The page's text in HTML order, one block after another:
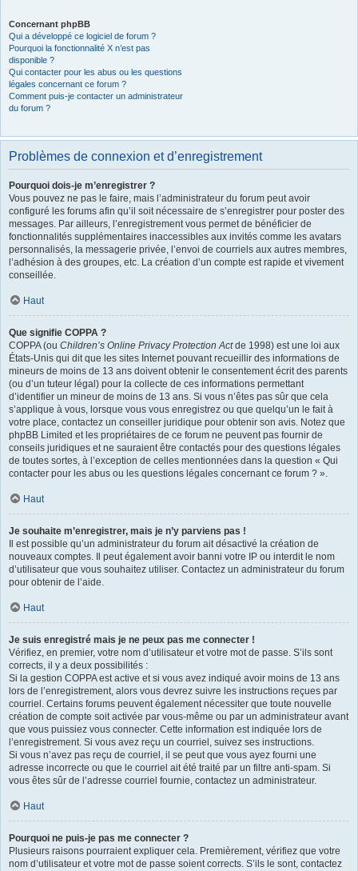
Concernant phpBB
Qui a développé ce logiciel de forum ?
Pourquoi la fonctionnalité X n’est pas
disponible ?
Qui contacter pour les abus ou les questions
légales concernant ce forum ?
Comment puis-je contacter un administrateur
du forum ?
Problèmes de connexion et d’enregistrement
Pourquoi dois-je m’enregistrer ?
Vous pouvez ne pas le faire, mais l’administrateur du forum peut avoir
configuré les forums afin qu’il soit nécessaire de s’enregistrer pour poster des
messages. Par ailleurs, l’enregistrement vous permet de bénéficier de
fonctionnalités supplémentaires inaccessibles aux invités comme les avatars
personnalisés, la messagerie privée, l’envoi de courriels aux autres membres,
l’adhésion à des groupes, etc. La création d’un compte est rapide et vivement
conseillée.
Haut
Que signifie COPPA ?
COPPA (ou Children’s Online Privacy Protection Actde 1998) est une loi aux
États-Unis qui dit que les sites Internet pouvant recueillir des informations de
mineurs de moins de 13 ans doivent obtenir le consentement écrit des parents
(ou d’un tuteur légal) pour la collecte de ces informations permettant
d’identifier un mineur de moins de 13 ans. Si vous n’êtes pas sûr que cela
s’applique à vous, lorsque vous vous enregistrez ou que quelqu’un le fait à
votre place, contactez un conseiller juridique pour obtenir son avis. Notez que
phpBB Limited et les propriétaires de ce forum ne peuvent pas fournir de
conseils juridiques et ne sauraient être contactés pour des questions légales
de toutes sortes, à l’exception de celles mentionnées dans la question « Qui
contacter pour les abus ou les questions légales concernant ce forum ? ».
Haut
Je souhaite m’enregistrer, mais je n’y parviens pas !
Il est possible qu’un administrateur du forum ait désactivé la création de
nouveaux comptes. Il peut également avoir banni votre IP ou interdit le nom
d’utilisateur que vous souhaitez utiliser. Contactez un administrateur du forum
pour obtenir de l’aide.
Haut
Je suis enregistré mais je ne peux pas me connecter !
Vérifiez, en premier, votre nom d’utilisateur et votre mot de passe. S’ils sont
corrects, il y a deux possibilités :
Si la gestion COPPA est active et si vous avez indiqué avoir moins de 13 ans
lors de l’enregistrement, alors vous devrez suivre les instructions reçues par
courriel. Certains forums peuvent également nécessiter que toute nouvelle
création de compte soit activée par vous-même ou par un administrateur avant
que vous puissiez vous connecter. Cette information est indiquée lors de
l’enregistrement. Si vous avez reçu un courriel, suivez ses instructions.
Si vous n’avez pas reçu de courriel, il se peut que vous ayez fourni une
adresse incorrecte ou que le courriel ait été traité par un filtre anti-spam. Si
vous êtes sûr de l’adresse courriel fournie, contactez un administrateur.
Haut
Pourquoi ne puis-je pas me connecter ?
Plusieurs raisons pourraient expliquer cela. Premièrement, vérifiez que votre
nom d’utilisateur et votre mot de passe soient corrects. S’ils le sont, contactez